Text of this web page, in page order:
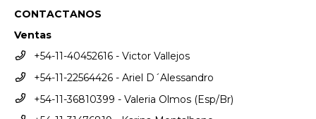
CONTACTANOS
Ventas
+54-11-40452616 - Victor Vallejos
+54-11-22564426 - Ariel D´Alessandro
+54-11-36810399 - Valeria Olmos (Esp/Br)